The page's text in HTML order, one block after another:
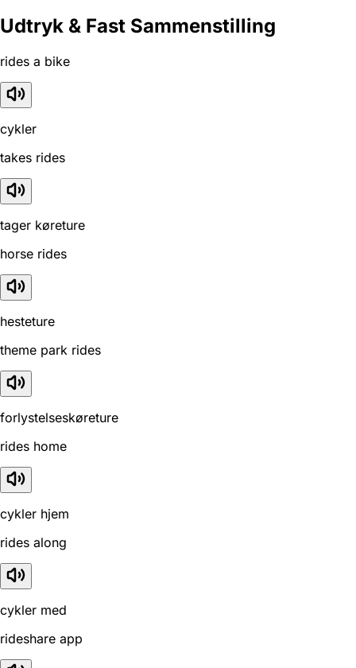
Udtryk & Fast Sammenstilling
rides a bike
cykler
takes rides
tager køreture
horse rides
hesteture
theme park rides
forlystelseskøreture
rides home
cykler hjem
rides along
cykler med
rideshare app